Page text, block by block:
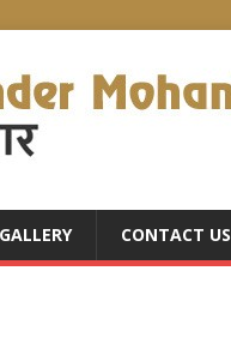
GALLERY CONTACT US